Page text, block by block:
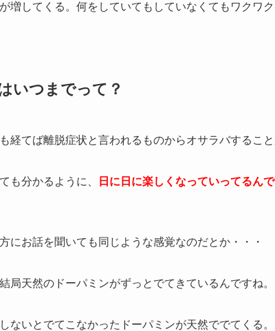
増してくる。何をしていてもしていなくてもワクワク
いつまでって？
経てば離脱症状と言われるものからオサラバすること
も分かるように、 日に日に楽しくなっていってるん
にお話を聞いても同じような感覚なのだとか・・・
局天然のドーパミンがずっとでてきているんですね。
ないとでてこなかったドーパミンが天然ででてくる。